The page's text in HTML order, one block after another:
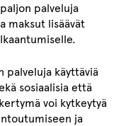
palveluja
maksut lisäävät
palveluja käyttäviä
sosiaalisia että
voi kytkeytyä
ja